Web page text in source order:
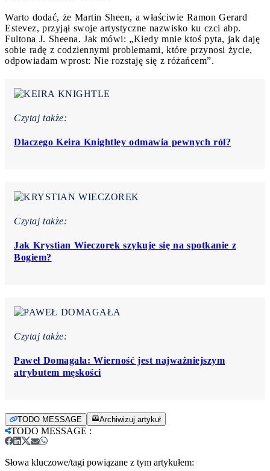
Warto dodać, że Martin Sheen, a właściwie Ramon Gerard
Estevez, przyjął swoje artystyczne nazwisko ku czci abp.
Fultona J. Sheena. Jak mówi: „Kiedy mnie ktoś pyta, jak daję
sobie radę z codziennymi problemami, które przynosi życie,
odpowiadam wprost: Nie rozstaję się z różańcem”.
Czytaj także:
Dlaczego Keira Knightley odmawia pewnych ról?
Czytaj także:
Jak Krystian Wieczorek szykuje się na spotkanie z
Bogiem?
Czytaj także:
Paweł Domagała: Wierność jest najważniejszym
atrybutem męskości
TODO MESSAGE Archiwizuj artykuł
TODO MESSAGE :
Słowa kluczowe/tagi powiązane z tym artykułem: